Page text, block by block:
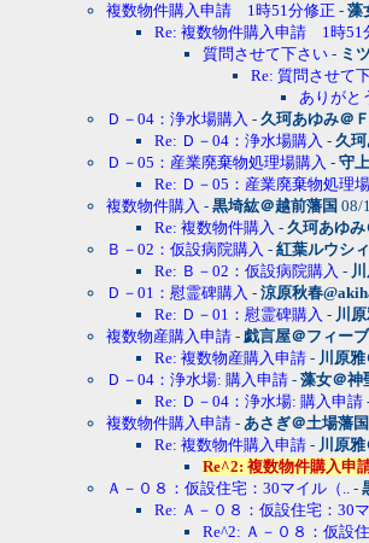
複数物件購入申請 1時51分修正 - 藻
Re: 複数物件購入申請 1時51
質問させて下さい - ミ
Re: 質問させて
ありがと
Ｄ－04：浄水場購入 - 久珂あゆみ＠
Re: Ｄ－04：浄水場購入 - 久
Ｄ－05：産業廃棄物処理場購入 - 守
Re: Ｄ－05：産業廃棄物処理
複数物件購入 - 黒埼紘＠越前藩国 08/
Re: 複数物件購入 - 久珂あゆみ
Ｂ－02：仮設病院購入 - 紅葉ルウシ
Re: Ｂ－02：仮設病院購入 -
Ｄ－01：慰霊碑購入 - 涼原秋春
Re: Ｄ－01：慰霊碑購入 - 川
複数物産購入申請 - 戯言屋＠フィー
Re: 複数物産購入申請 - 川原雅
Ｄ－04：浄水場: 購入申請 - 藻女＠神
Re: Ｄ－04：浄水場: 購入申請
複数物件購入申請 - あさぎ＠土場藩国
Re: 複数物件購入申請 - 川原雅
Re^2: 複数物件購入申
Ａ－０８：仮設住宅：30マイル（.. -
Re: Ａ－０８：仮設住宅：30
Re^2: Ａ－０８：仮設